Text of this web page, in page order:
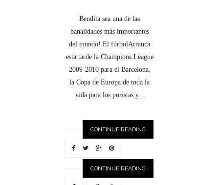
Bendita sea una de las
banalidades más importantes
del mundo! El fúrbolArranca
esta tarde la Champions League
2009-2010 para el Barcelona,
la Copa de Europa de toda la
vida para los puristas y...
CONTINUE READING
CONTINUE READING